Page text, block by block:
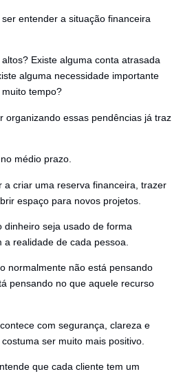
entender a situação financeira
Existe alguma conta atrasada
alguma necessidade importante
tempo?
organizando essas pendências já traz
médio prazo.
a criar uma reserva financeira, trazer
espaço para novos projetos.
dinheiro seja usado de forma
realidade de cada pessoa.
normalmente não está pensando
pensando no que aquele recurso
com segurança, clareza e
ser muito mais positivo.
que cada cliente tem um